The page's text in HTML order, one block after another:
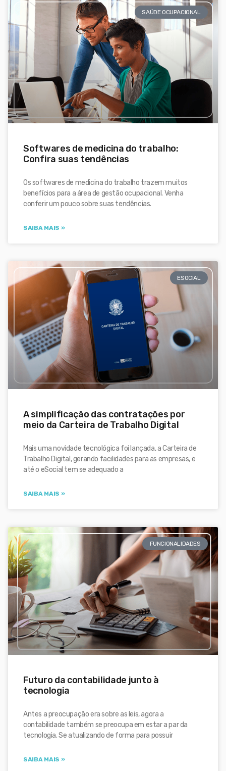
SAÚDE OCUPACIONAL
Softwares de medicina do trabalho:
Confira suas tendências
Os softwares de medicina do trabalho trazem muitos
benefícios para a área de gestão ocupacional. Venha
conferir um pouco sobre suas tendências.
SAIBA MAIS »
ESOCIAL
A simplificação das contratações por
meio da Carteira de Trabalho Digital
Mais uma novidade tecnológica foi lançada, a Carteira de
Trabalho Digital, gerando facilidades para as empresas, e
até o eSocial tem se adequado a
SAIBA MAIS »
FUNCIONALIDADES
Futuro da contabilidade junto à
tecnologia
Antes a preocupação era sobre as leis, agora a
contabilidade também se preocupa em estar a par da
tecnologia. Se atualizando de forma para possuir
SAIBA MAIS »